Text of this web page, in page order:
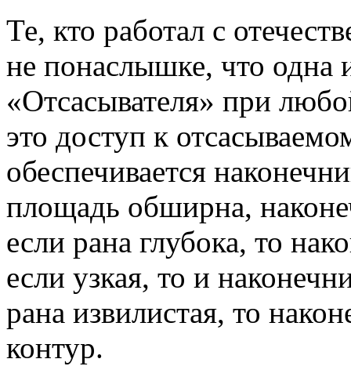
Те, кто работал с
не понаслышке, что одна
«Отсасывателя» при
это доступ к
обеспечивается
площадь обширна,
если рана глубока, то
если узкая, то и
рана извилистая, то
контур.